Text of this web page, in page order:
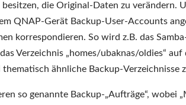
die Original-Daten zu verändern.
QNAP-Gerät Backup-User-Accounts
korrespondieren. So wird z.B. das
das Verzeichnis „homes/ubaknas/oldies“
thematisch ähnliche Backup-Verzeichnisse
so genannte Backup-„Aufträge“, wobei